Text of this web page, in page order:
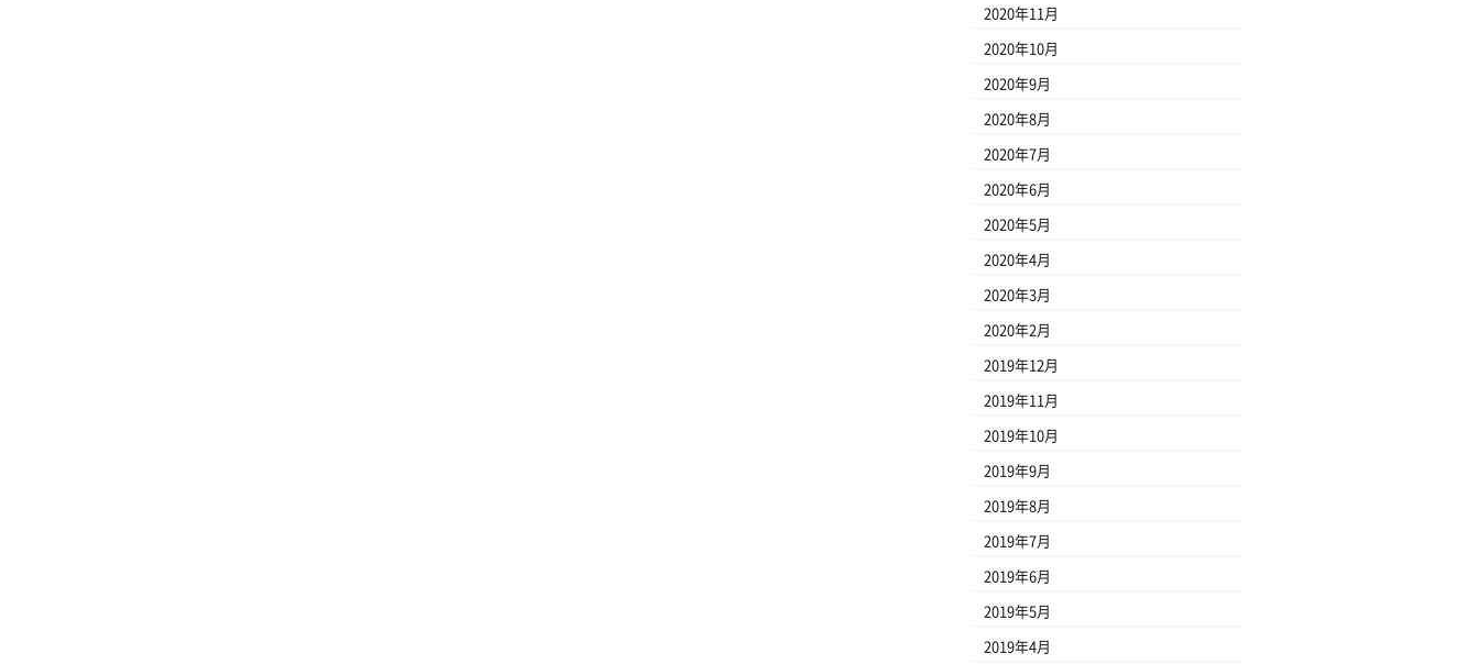
2020年11月
2020年10月
2020年9月
2020年8月
2020年7月
2020年6月
2020年5月
2020年4月
2020年3月
2020年2月
2019年12月
2019年11月
2019年10月
2019年9月
2019年8月
2019年7月
2019年6月
2019年5月
2019年4月